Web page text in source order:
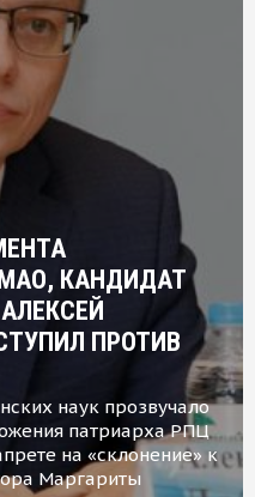
КАНДИДАТ
ПРОТИВ
наук прозвучало
патриарха РПЦ
на «склонение» к
Маргариты